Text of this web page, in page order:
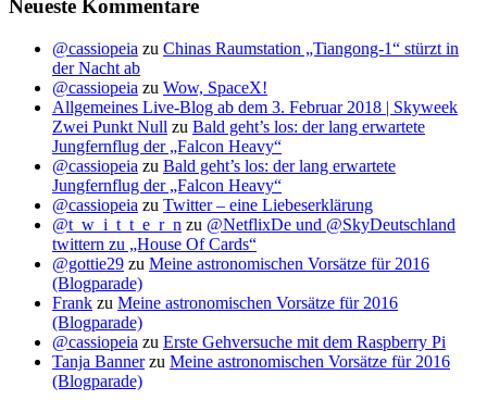
Neueste Kommentare
@cassiopeia zu Chinas Raumstation „Tiangong-1“ stürzt in
der Nacht ab
@cassiopeia zu Wow, SpaceX!
Allgemeines Live-Blog ab dem 3. Februar 2018 | Skyweek
Zwei Punkt Null zu Bald geht’s los: der lang erwartete
Jungfernflug der „Falcon Heavy“
@cassiopeia zu Bald geht’s los: der lang erwartete
Jungfernflug der „Falcon Heavy“
@cassiopeia zu Twitter – eine Liebeserklärung
@t_w_i_t_t_e_r_n zu @NetflixDe und @SkyDeutschland
twittern zu „House Of Cards“
@gottie29 zu Meine astronomischen Vorsätze für 2016
(Blogparade)
Frank zu Meine astronomischen Vorsätze für 2016
(Blogparade)
@cassiopeia zu Erste Gehversuche mit dem Raspberry Pi
Tanja Bannerzu Meine astronomischen Vorsätze für 2016
(Blogparade)